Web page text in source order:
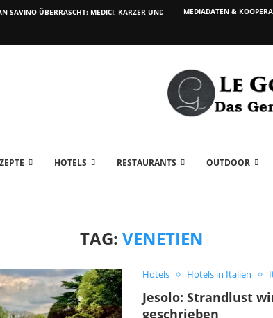
SAVINO ÜBERRASCHT: MEDICI, KARZER UND WEIN...MEDIADATEN &
HOTELS RESTAURANTS OUTDOOR
TAG: VENETIEN
Hotels Hotels in Italien
Jesolo: Strandlust
geschrieben